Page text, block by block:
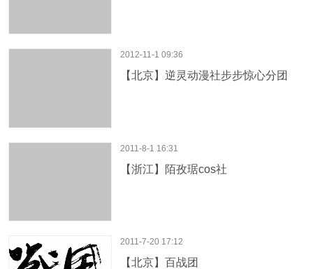
2012-11-1 09:36
【北京】逆灵动漫社步步惊心分团
2011-8-1 16:31
【浙江】陌孜琚cos社
2011-7-20 17:12
【北京】百战团